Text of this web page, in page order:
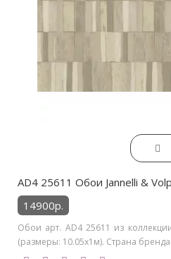
AD4 25611 Обои Jannelli &
14900р.
Обои арт. AD4 25611 из
(размеры: 10.05х1м). Страна бренда